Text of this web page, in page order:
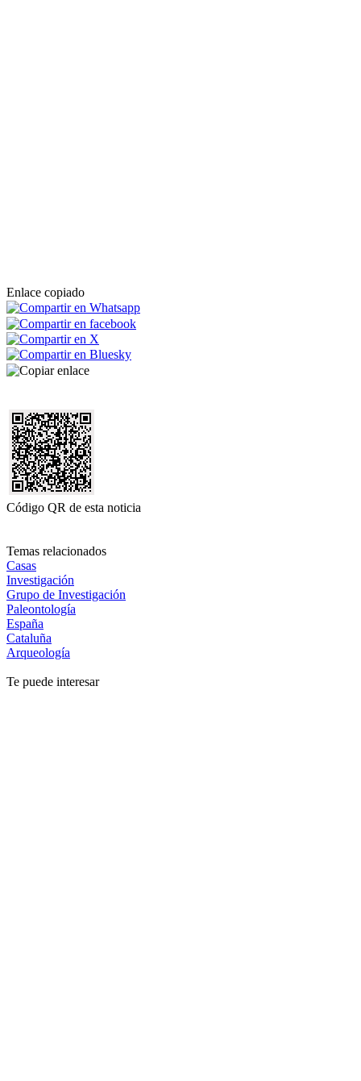
Enlace copiado
Código QR de esta noticia
Temas relacionados
Casas
Investigación
Grupo de Investigación
Paleontología
España
Cataluña
Arqueología
Te puede interesar